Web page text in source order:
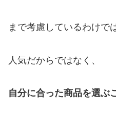
まで考慮しているわけで
人気だからではなく、
自分に合った商品を選ぶ